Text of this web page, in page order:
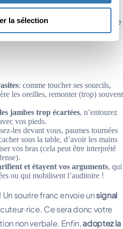
la sélection
êtes plutôt stressé·e,
l’enjeu sera de travailler sur une
tension qui vous habite.
: comme toucher ses sourcils,
les oreilles, remonter (trop) souvent
jambes trop écartées, n’entourez
vos pieds.
les devant vous, paumes tournées
sous la table, d’avoir les mains
vos bras (cela peut être interprété
et étayent vos arguments, qui
ou qui mobilisent l’auditoire !
Un sourire franc envoie unsignal
Ce sera donc votre
non verbale. Enfin,adoptez la